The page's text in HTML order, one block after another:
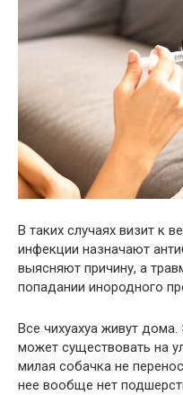
В таких случаях визит к
инфекции назначают
выясняют причину, а
попадании инородного
Все чихуахуа живут
может существовать на
милая собачка не
нее вообще нет